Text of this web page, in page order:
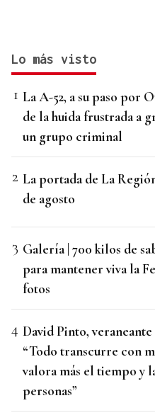
Lo más visto
La A-52, a su paso por
de la huida frustrada a
un grupo criminal
La portada de La
de agosto
Galería | 700 kilos de
para mantener viva la
fotos
David Pinto,
“Todo transcurre con
valora más el tiempo y
personas”